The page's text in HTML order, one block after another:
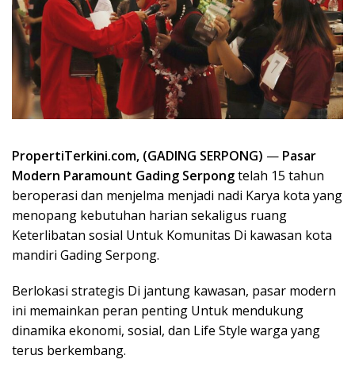
PropertiTerkini.com, (GADING SERPONG) — Pasar
Modern Paramount Gading Serpongtelah 15 tahun
beroperasi dan menjelma menjadi nadi Karya kota yang
menopang kebutuhan harian sekaligus ruang
Keterlibatan sosial Untuk Komunitas Di kawasan kota
mandiri Gading Serpong.
Berlokasi strategis Di jantung kawasan, pasar modern
ini memainkan peran penting Untuk mendukung
dinamika ekonomi, sosial, dan Life Style warga yang
terus berkembang.